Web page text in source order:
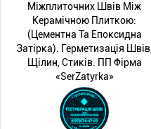
Міжплиточних Швів Між
Керамічною Плиткою:
(Цементна Та Епоксидна
Затірка). Герметизація Швів,
Щілин, Стиків. ПП Фірма
«SerZatyrka»